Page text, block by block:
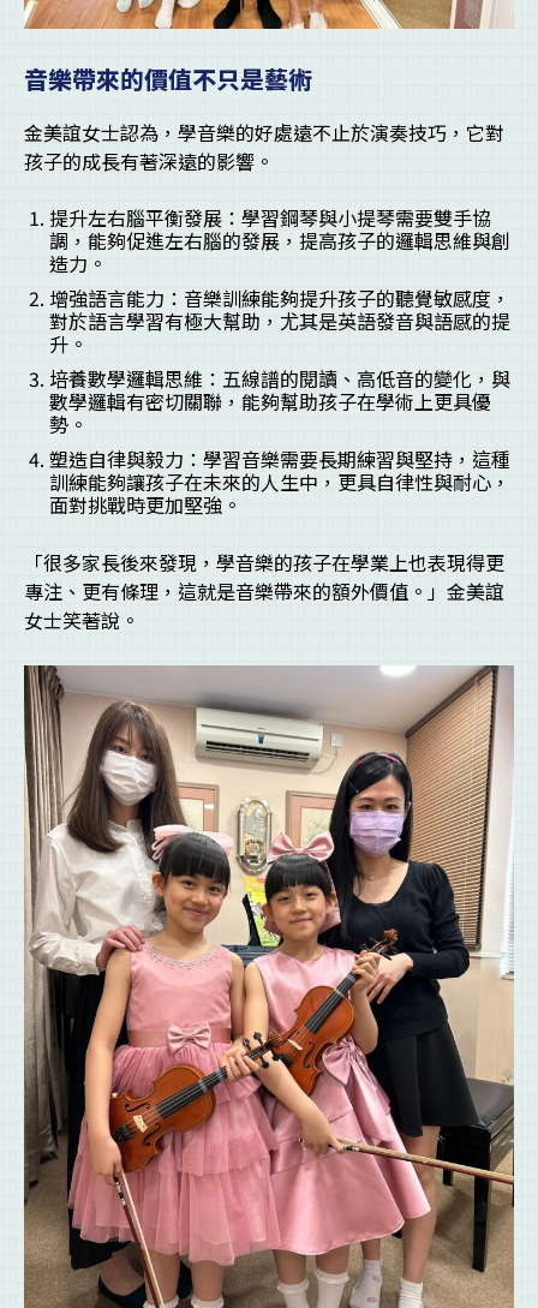
音樂帶來的價值不只是藝術
金美誼女士認為，學音樂的好處遠不止於演奏技巧，它對
孩子的成長有著深遠的影響。
提升左右腦平衡發展：學習鋼琴與小提琴需要雙手協
調，能夠促進左右腦的發展，提高孩子的邏輯思維與創
造力。
增強語言能力：音樂訓練能夠提升孩子的聽覺敏感度，
對於語言學習有極大幫助，尤其是英語發音與語感的提
升。
培養數學邏輯思維：五線譜的閱讀、高低音的變化，與
數學邏輯有密切關聯，能夠幫助孩子在學術上更具優
勢。
塑造自律與毅力：學習音樂需要長期練習與堅持，這種
訓練能夠讓孩子在未來的人生中，更具自律性與耐心，
面對挑戰時更加堅強。
「很多家長後來發現，學音樂的孩子在學業上也表現得更
專注、更有條理，這就是音樂帶來的額外價值。」金美誼
女士笑著說。